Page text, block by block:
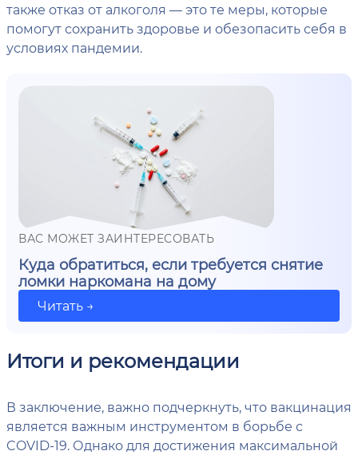
также отказ от алкоголя — это те меры, которые
помогут сохранить здоровье и обезопасить себя в
условиях пандемии.
ВАС МОЖЕТ ЗАИНТЕРЕСОВАТЬ
Куда обратиться, если требуется снятие
ломки наркомана на дому
Читать →
Итоги и рекомендации
В заключение, важно подчеркнуть, что вакцинация
является важным инструментом в борьбе с
COVID-19. Однако для достижения максимальной